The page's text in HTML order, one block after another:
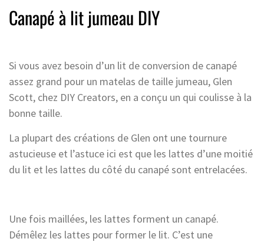
Canapé à lit jumeau DIY
Si vous avez besoin d’un lit de conversion de canapé
assez grand pour un matelas de taille jumeau, Glen
Scott, chez DIY Creators, en a conçu un qui coulisse à la
bonne taille.
La plupart des créations de Glen ont une tournure
astucieuse et l’astuce ici est que les lattes d’une moitié
du lit et les lattes du côté du canapé sont entrelacées.
Une fois maillées, les lattes forment un canapé.
Démêlez les lattes pour former le lit. C’est une